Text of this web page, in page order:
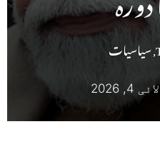
,سیاسیات
4, 2026